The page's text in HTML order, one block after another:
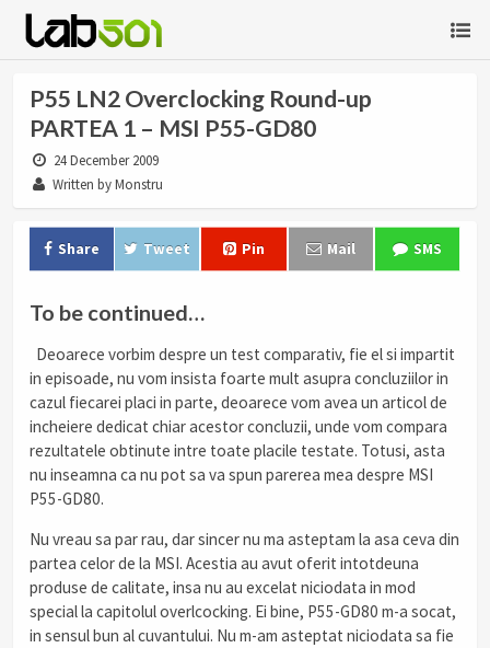
P55 LN2 Overclocking Round-up
PARTEA 1 – MSI P55-GD80
24 December 2009
Written by Monstru
Share Tweet Pin Mail SMS
To be continued…
Deoarece vorbim despre un test comparativ, fie el si impartit
in episoade, nu vom insista foarte mult asupra concluziilor in
cazul fiecarei placi in parte, deoarece vom avea un articol de
incheiere dedicat chiar acestor concluzii, unde vom compara
rezultatele obtinute intre toate placile testate. Totusi, asta
nu inseamna ca nu pot sa va spun parerea mea despre MSI
P55-GD80.
Nu vreau sa par rau, dar sincer nu ma asteptam la asa ceva din
partea celor de la MSI. Acestia au avut oferit intotdeuna
produse de calitate, insa nu au excelat niciodata in mod
special la capitolul overlcocking. Ei bine, P55-GD80 m-a socat,
in sensul bun al cuvantului. Nu m-am asteptat niciodata sa fie